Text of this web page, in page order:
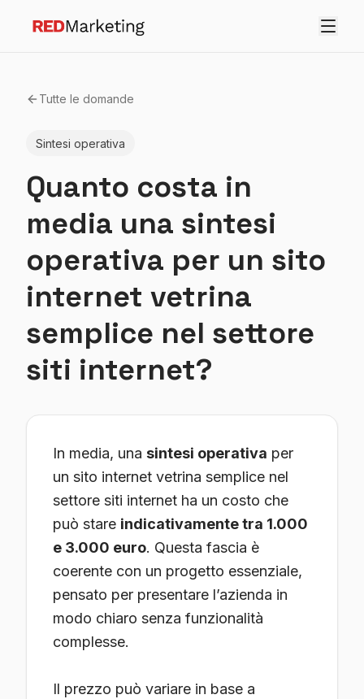
Tutte le domande
Sintesi operativa
Quanto costa in
media una sintesi
operativa per un sito
internet vetrina
semplice nel settore
siti internet?
In media, una sintesi operativa per
un sito internet vetrina semplice nel
settore siti internet ha un costo che
può stare indicativamente tra 1.000
e 3.000 euro. Questa fascia è
coerente con un progetto essenziale,
pensato per presentare l’azienda in
modo chiaro senza funzionalità
complesse.
Il prezzo può variare in base a